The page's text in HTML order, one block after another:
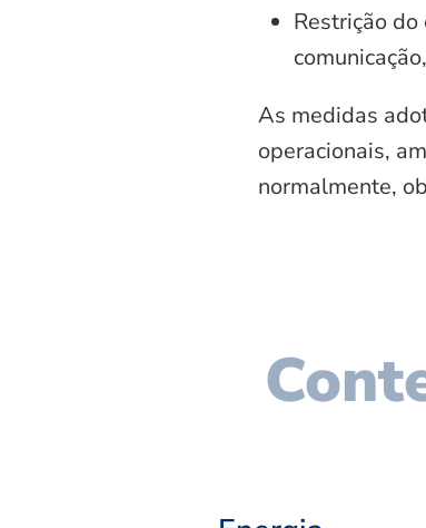
Restrição
As medidas
operacionais,
normalmente,